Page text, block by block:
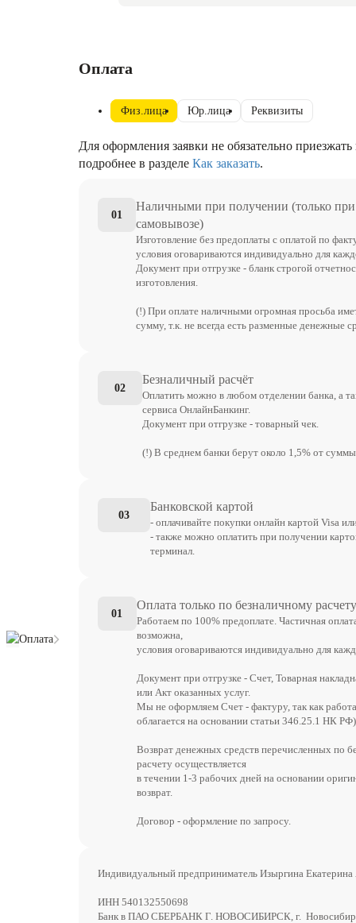
Оплата
Оплата
Физ.лица Юр.лица Реквизиты
Для оформления заявки не обязательно
подробнее в разделе Как заказать.
01
Наличными при получении (только при
самовывозе)
Изготовление без предоплаты с оплатой по
условия оговариваются индивидуально для
Документ при отгрузке - бланк строгой
изготовления.
(!) При оплате наличными огромная просьба
сумму, т.к. не всегда есть разменные денежные
02
Безналичный расчёт
Оплатить можно в любом отделении банка, а
сервиса ОнлайнБанкинг.
Документ при отгрузке - товарный чек.
(!) В среднем банки берут около 1,5% от
03
Банковской картой
- оплачивайте покупки онлайн картой Visa
- также можно оплатить при получении
терминал.
01
Оплата только по безналичному расчету
Работаем по 100% предоплате. Частичная
возможна,
условия оговариваются индивидуально для
Документ при отгрузке - Счет, Товарная
или Акт оказанных услуг.
Мы не оформляем Счет - фактуру, так как
облагается на основании статьи 346.25.1 НК РФ)
Возврат денежных средств перечисленных по
расчету осуществляется
в течении 1-3 рабочих дней на основании
возврат.
Договор - оформление по запросу.
Индивидуальный предприниматель Изыргина Екатерина
ИНН 540132550698
Банк в ПАО СБЕРБАНК Г. НОВОСИБИРСК, г.